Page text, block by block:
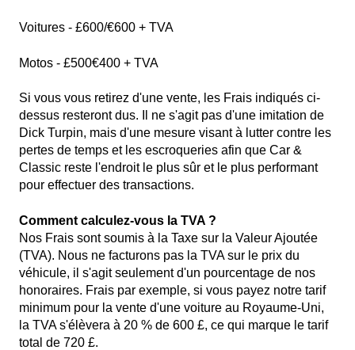
Voitures - £600/€600 + TVA
Motos - £500€400 + TVA
Si vous vous retirez d'une vente, les Frais indiqués ci-
dessus resteront dus. Il ne s'agit pas d'une imitation de
Dick Turpin, mais d'une mesure visant à lutter contre les
pertes de temps et les escroqueries afin que Car &
Classic reste l'endroit le plus sûr et le plus performant
pour effectuer des transactions.
Comment calculez-vous la TVA ?
Nos Frais sont soumis à la Taxe sur la Valeur Ajoutée
(TVA). Nous ne facturons pas la TVA sur le prix du
véhicule, il s'agit seulement d'un pourcentage de nos
honoraires. Frais par exemple, si vous payez notre tarif
minimum pour la vente d'une voiture au Royaume-Uni,
la TVA s'élèvera à 20 % de 600 £, ce qui marque le tarif
total de 720 £.